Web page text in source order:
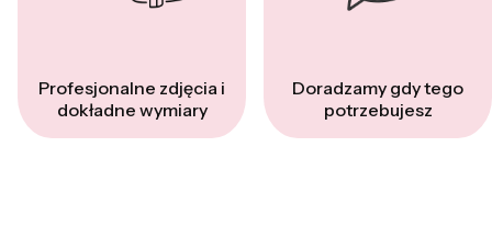
Profesjonalne zdjęcia i
dokładne wymiary
Doradzamy gdy tego
potrzebujesz